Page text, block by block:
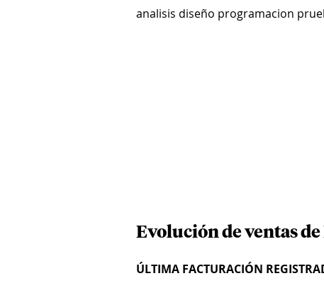
analisis diseño programacion
Evolución de ventas
ÚLTIMA FACTURACIÓN